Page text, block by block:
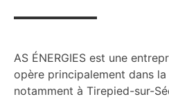
AS ÉNERGIES est une
opère principalement dans la
notamment à Tirepied-sur-